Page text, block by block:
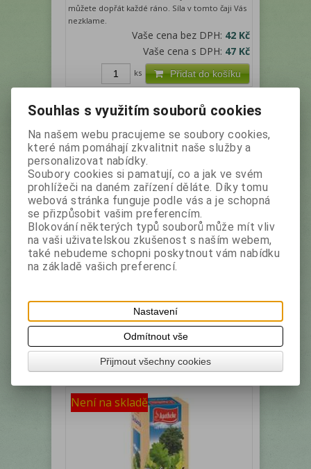
můžete dopřát každé ráno. Síla v tomto čaji Vás
nezklame.
Vaše cena bez DPH: 42 Kč
Vaše cena s DPH: 47 Kč
Přidat do košíku
ks
Není na skladě
JAFTEA Colours of Ceylon
Lemongrass & Ginger papír 50g
Výrobce:Jaf Tea Katalogové číslo: 25669
Ovocný čaj, sypaný
Vaše cena bez DPH:94,80 Kč
Vaše cena s DPH:106,20 Kč
Není na skladě
Souhlas s využitím souborů cookies
Na našem webu pracujeme se soubory cookies,
které nám pomáhají zkvalitnit naše služby a
personalizovat nabídky.
Soubory cookies si pamatují, co a jak ve svém
prohlížeči na daném zařízení děláte. Díky tomu
webová stránka funguje podle vás a je schopná
se přizpůsobit vašim preferencím.
Blokování některých typů souborů může mít vliv
na vaši uživatelskou zkušenost s naším webem,
také nebudeme schopni poskytnout vám nabídku
na základě vašich preferencí.
Nastavení
Odmítnout vše
Přijmout všechny cookies